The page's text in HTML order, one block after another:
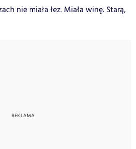
nie miała łez. Miała winę. Starą,